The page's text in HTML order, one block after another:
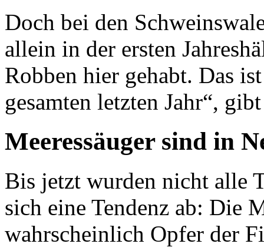
Doch bei den
allein in der ersten
Robben hier gehabt. Das
gesamten letzten Jahr“,
Meeressäuger sind in
Bis jetzt wurden nicht alle
sich eine Tendenz ab: Die
wahrscheinlich Opfer der